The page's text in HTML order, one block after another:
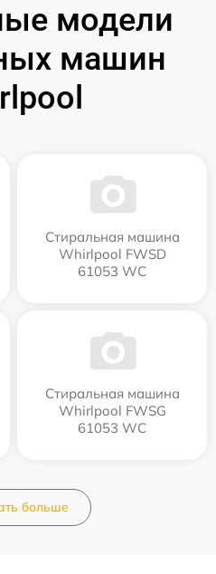
модели
машин
Стиральная машина
Whirlpool FWSD
61053 WC
Стиральная машина
Whirlpool FWSG
61053 WC
больше